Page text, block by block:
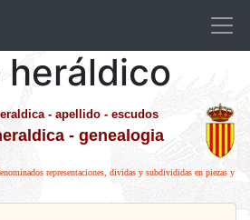
heráldico
- apellido - escudos
- genealogia
representaciones, dividas y subdivididas en piezas y